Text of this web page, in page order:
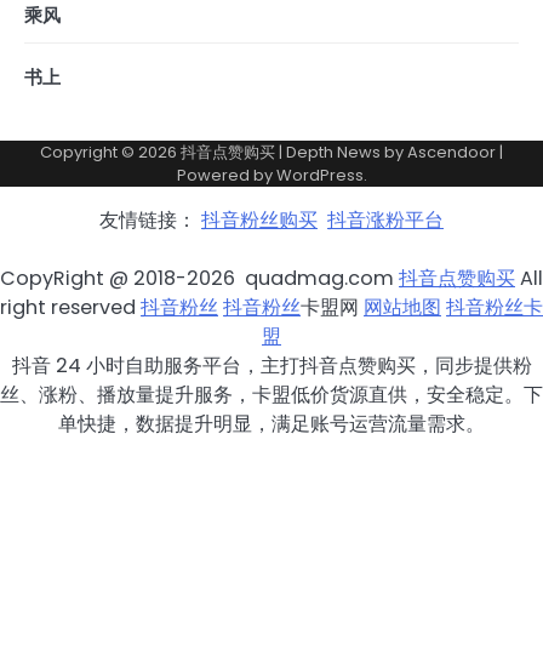
乘风
书上
Copyright © 2026 抖音点赞购买| Depth News byAscendoor|
Powered byWordPress.
友情链接： 抖音粉丝购买 抖音涨粉平台
CopyRight @ 2018-2026 quadmag.com 抖音点赞购买All
right reserved 抖音粉丝抖音粉丝卡盟网 网站地图 抖音粉丝卡
盟
抖音 24 小时自助服务平台，主打抖音点赞购买，同步提供粉
丝、涨粉、播放量提升服务，卡盟低价货源直供，安全稳定。下
单快捷，数据提升明显，满足账号运营流量需求。